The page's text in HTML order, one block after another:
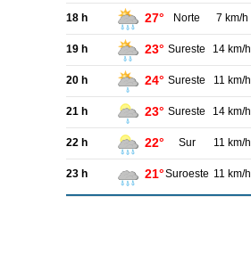
18 h 27° Norte 7 km/h
19 h 23° Sureste 14 km/h
20 h 24° Sureste 11 km/h
21 h 23° Sureste 14 km/h
22 h 22° Sur 11 km/h
23 h 21°Suroeste 11 km/h